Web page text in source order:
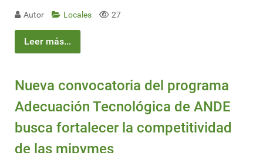
Autor Locales 27
Leer más...
Nueva convocatoria del programa
Adecuación Tecnológica de ANDE
busca fortalecer la competitividad
de las mipymes